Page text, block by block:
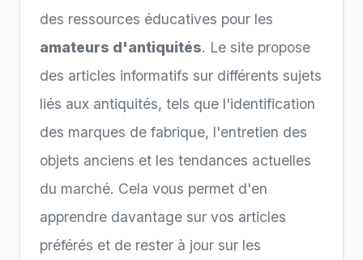
des ressources éducatives pour les
amateurs d'antiquités. Le site propose
des articles informatifs sur différents sujets
liés aux antiquités, tels que l'identification
des marques de fabrique, l'entretien des
objets anciens et les tendances actuelles
du marché. Cela vous permet d'en
apprendre davantage sur vos articles
préférés et de rester à jour sur les